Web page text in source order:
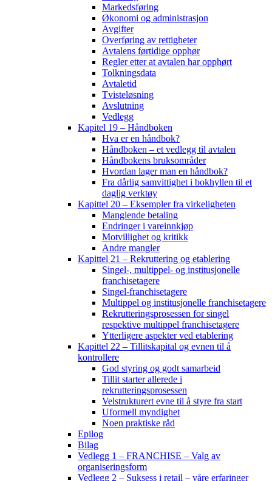
Markedsføring
Økonomi og administrasjon
Avgifter
Overføring av rettigheter
Avtalens førtidige opphør
Regler etter at avtalen har opphørt
Tolkningsdata
Avtaletid
Tvisteløsning
Avslutning
Vedlegg
Kapitel 19 – Håndboken
Hva er en håndbok?
Håndboken – et vedlegg til avtalen
Håndbokens bruksområder
Hvordan lager man en håndbok?
Fra dårlig samvittighet i bokhyllen til et
daglig verktøy
Kapittel 20 – Eksempler fra virkeligheten
Manglende betaling
Endringer i vareinnkjøp
Motvillighet og kritikk
Andre mangler
Kapittel 21 – Rekruttering og etablering
Singel-, multippel- og institusjonelle
franchisetagere
Singel-franchisetagere
Multippel og institusjonelle franchisetagere
Rekrutteringsprosessen for singel
respektive multippel franchisetagere
Ytterligere aspekter ved etablering
Kapittel 22 – Tillitskapital og evnen til å
kontrollere
God styring og godt samarbeid
Tillit starter allerede i
rekrutteringsprosessen
Velstrukturert evne til å styre fra start
Uformell myndighet
Noen praktiske råd
Epilog
Bilag
Vedlegg 1 – FRANCHISE – Valg av
organiseringsform
Vedlegg 2 – Suksess i retail – våre erfaringer